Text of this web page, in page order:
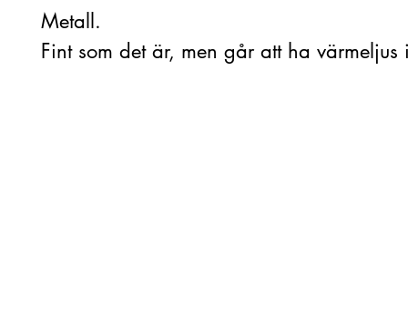
Metall.
Fint som det är, men går att ha värmeljus